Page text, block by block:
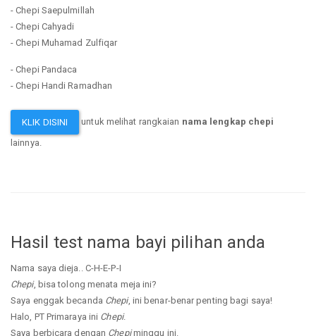
- Chepi Saepulmillah
- Chepi Cahyadi
- Chepi Muhamad Zulfiqar
- Chepi Pandaca
- Chepi Handi Ramadhan
KLIK DISINI untuk melihat rangkaian nama lengkap chepi
lainnya.
Hasil test nama bayi pilihan anda
Nama saya dieja.. C-H-E-P-I
Chepi, bisa tolong menata meja ini?
Saya enggak becanda Chepi, ini benar-benar penting bagi saya!
Halo, PT Primaraya ini Chepi.
Saya berbicara dengan Chepiminggu ini.